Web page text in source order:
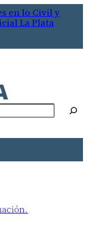
en lo Civil y
La Plata